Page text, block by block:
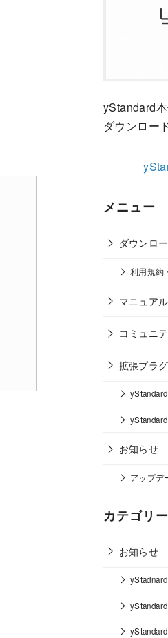
yStandard
ダウンロー
メニュー
ダウンロ
利用規約
マニュアル
コミュニ
拡張プラ
お知らせ
アップデ
カテゴリー
お知らせ
yStadnard